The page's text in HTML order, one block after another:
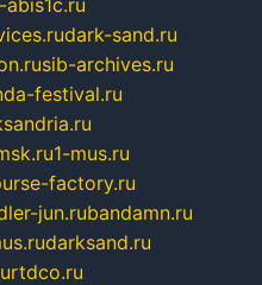
dark-sand.ru
sib-archives.ru
festival.ru
1-mus.ru
factory.ru
jun.rubandamn.ru
darksand.ru
rtdco.ru